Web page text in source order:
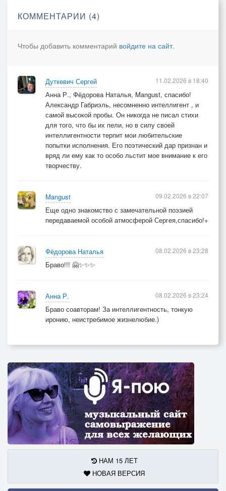
КОММЕНТАРИИ (4)
Чтобы добавить комментарий войдите на сайт.
Дуткевич Сергей
Анна Р., Фёдорова Наталья, Mangust, спасибо!
Александр Габриэль, несомненно интеллигент , и
самой высокой пробы. Он никогда не писал стихи
для того, что бы их пели, но в силу своей
интеллигентности терпит мои любительские
попытки исполнения. Его поэтический дар признан и
вряд ли ему как то особо льстит мое внимание к его
творчеству.
11.02.2026 в 18:40
Mangust
Еще одно знакомство с замечательной поэзией
передаваемой особой атмосферой Сергея,спасибо!+
09.02.2026 в 22:07
Фёдорова Наталья
Браво!!! 🤗✨✨✨
08.02.2026 в 23:28
Анна Р.
Браво соавторам! За интеллигентность, тонкую
иронию, неистребимое жизнелюбие.)
08.02.2026 в 23:24
НАМ 15 ЛЕТ
НОВАЯ ВЕРСИЯ